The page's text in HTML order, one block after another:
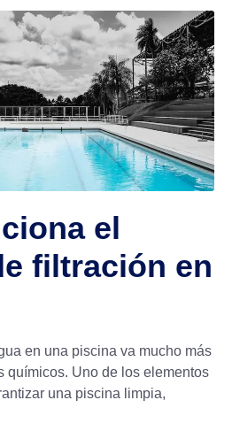
el
filtración en
en una piscina va mucho más
químicos. Uno de los elementos
una piscina limpia,